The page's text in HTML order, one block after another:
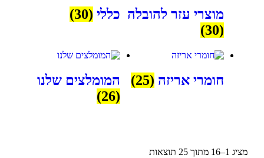
מוצרי עזר להובלה
(30)
כללי (30)
חומרי אריזה (25)
המומלצים שלנו
(26)
מציג 1–16 מתוך 25 תוצאות